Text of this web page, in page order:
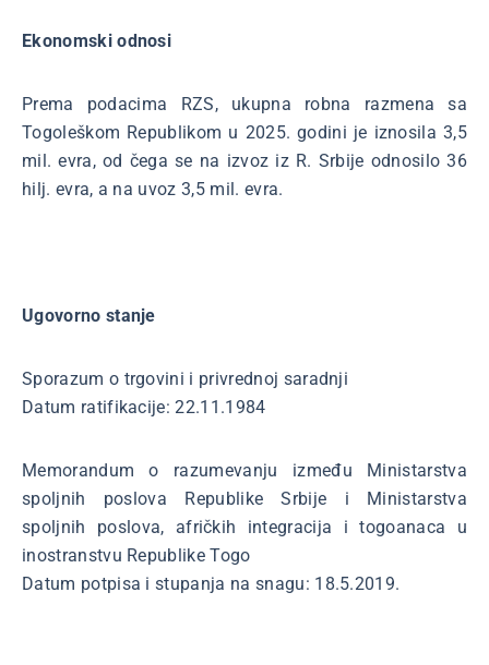
Ekonomski odnosi
Prema podacima RZS, ukupna robna razmena sa
Togoleškom Republikom u 2025. godini je iznosila 3,5
mil. evra, od čega se na izvoz iz R. Srbije odnosilo 36
hilj. evra, a na uvoz 3,5 mil. evra.
Ugovorno stanje
Sporazum o trgovini i privrednoj saradnji
Datum ratifikacije: 22.11.1984
Memorandum o razumevanju između Ministarstva
spoljnih poslova Republike Srbije i Ministarstva
spoljnih poslova, afričkih integracija i togoanaca u
inostranstvu Republike Togo
Datum potpisa i stupanja na snagu: 18.5.2019.